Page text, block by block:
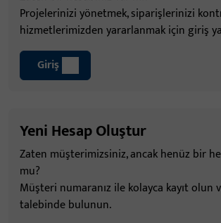
Projelerinizi yönetmek, siparişlerinizi
hizmetlerimizden yararlanmak için giriş
Giriş
Yeni Hesap Oluştur
Zaten müşterimizsiniz, ancak henüz bir
mu?
Müşteri numaranız ile kolayca kayıt olun
talebinde bulunun.